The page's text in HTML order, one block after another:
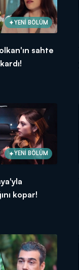
YENİ BÖLÜM
sahte
YENİ BÖLÜM
kopar!